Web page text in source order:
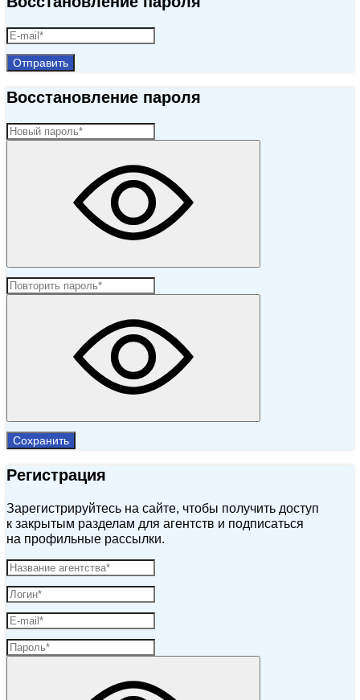
Отправить
Восстановление пароля
Сохранить
Регистрация
Зарегистрируйтесь на сайте, чтобы получить доступ
к закрытым разделам для агентств и подписаться
на профильные рассылки.